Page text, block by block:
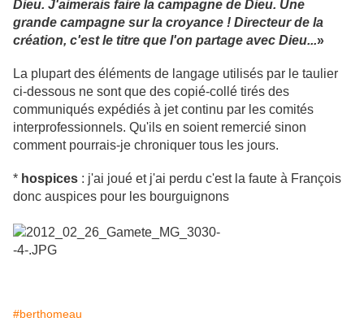
Dieu. J'aimerais faire la campagne de Dieu. Une
grande campagne sur la croyance ! Directeur de la
création, c'est le titre que l'on partage avec Dieu...»
La plupart des éléments de langage utilisés par le taulier
ci-dessous ne sont que des copié-collé tirés des
communiqués expédiés à jet continu par les comités
interprofessionnels. Qu'ils en soient remercié sinon
comment pourrais-je chroniquer tous les jours.
* hospices : j'ai joué et j'ai perdu c'est la faute à François
donc auspices pour les bourguignons
#berthomeau